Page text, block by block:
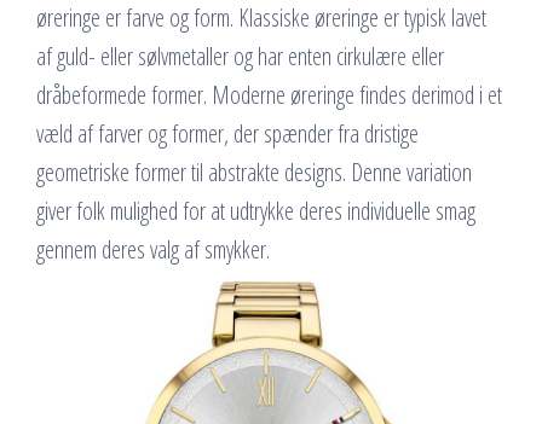
øreringe er farve og form. Klassiske øreringe er typisk lavet
af guld- eller sølvmetaller og har enten cirkulære eller
dråbeformede former. Moderne øreringe findes derimod i et
væld af farver og former, der spænder fra dristige
geometriske former til abstrakte designs. Denne variation
giver folk mulighed for at udtrykke deres individuelle smag
gennem deres valg af smykker.